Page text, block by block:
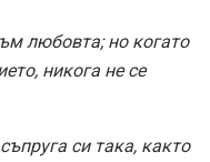
любовта; но когато
никога не се
си така, както